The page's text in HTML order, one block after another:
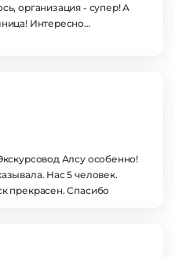
организация - супер! А
Интересно
общении. Спасибо большое!
Алсу особенно!
Нас 5 человек.
прекрасен. Спасибо